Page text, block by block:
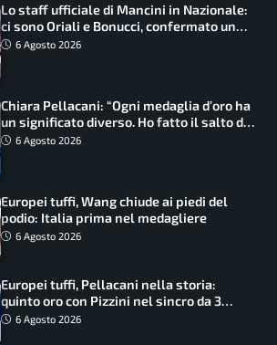
Lo staff ufficiale di Mancini in Nazionale:
ci sono Oriali e Bonucci, confermato un
ritorno
6 Agosto 2026
Chiara Pellacani: “Ogni medaglia d’oro ha
un significato diverso. Ho fatto il salto di
qualità”
6 Agosto 2026
Europei tuffi, Wang chiude ai piedi del
podio: Italia prima nel medagliere
6 Agosto 2026
Europei tuffi, Pellacani nella storia:
quinto oro con Pizzini nel sincro da 3
metri
6 Agosto 2026